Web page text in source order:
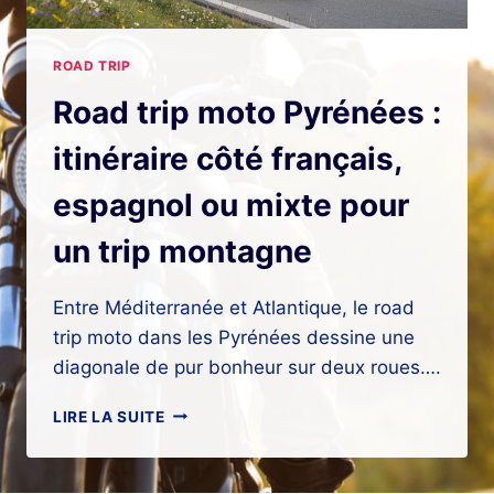
ROAD TRIP
Road trip moto Pyrénées :
itinéraire côté français,
espagnol ou mixte pour
un trip montagne
Entre Méditerranée et Atlantique, le road
trip moto dans les Pyrénées dessine une
diagonale de pur bonheur sur deux roues….
LIRE LA SUITEROAD
MOTO
PYRÉNÉES